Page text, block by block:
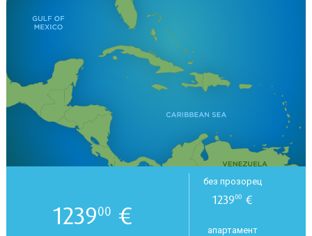
123900 €
без прозорец
123900 €
апартамент